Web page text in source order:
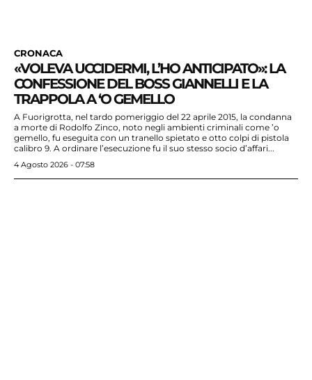
CRONACA
«VOLEVA UCCIDERMI, L’HO ANTICIPATO»: LA
CONFESSIONE DEL BOSS GIANNELLI E LA
TRAPPOLA A ‘O GEMELLO
A Fuorigrotta, nel tardo pomeriggio del 22 aprile 2015, la condanna
a morte di Rodolfo Zinco, noto negli ambienti criminali come ’o
gemello, fu eseguita con un tranello spietato e otto colpi di pistola
calibro 9. A ordinare l’esecuzione fu il suo stesso socio d’affari...
4 Agosto 2026 - 07:58